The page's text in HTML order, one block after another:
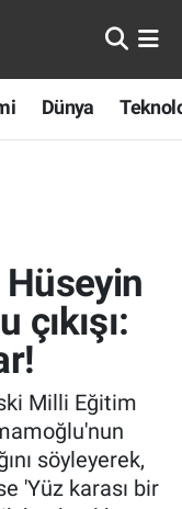
Dünya
Milli Eğitim
söyleyerek,
'Yüz karası bir